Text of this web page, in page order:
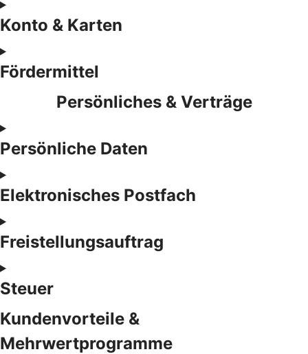
Konto & Karten
Fördermittel
Persönliches & Verträge
Persönliche Daten
Elektronisches Postfach
Freistellungsauftrag
Steuer
Kundenvorteile &
Mehrwertprogramme